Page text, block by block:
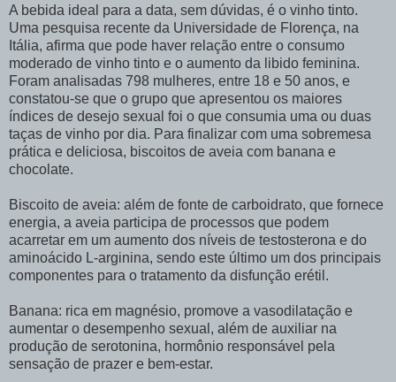
A bebida ideal para a data, sem dúvidas, é o vinho tinto.
Uma pesquisa recente da Universidade de Florença, na
Itália, afirma que pode haver relação entre o consumo
moderado de vinho tinto e o aumento da libido feminina.
Foram analisadas 798 mulheres, entre 18 e 50 anos, e
constatou-se que o grupo que apresentou os maiores
índices de desejo sexual foi o que consumia uma ou duas
taças de vinho por dia. Para finalizar com uma sobremesa
prática e deliciosa, biscoitos de aveia com banana e
chocolate.
Biscoito de aveia: além de fonte de carboidrato, que fornece
energia, a aveia participa de processos que podem
acarretar em um aumento dos níveis de testosterona e do
aminoácido L-arginina, sendo este último um dos principais
componentes para o tratamento da disfunção erétil.
Banana: rica em magnésio, promove a vasodilatação e
aumentar o desempenho sexual, além de auxiliar na
produção de serotonina, hormônio responsável pela
sensação de prazer e bem-estar.